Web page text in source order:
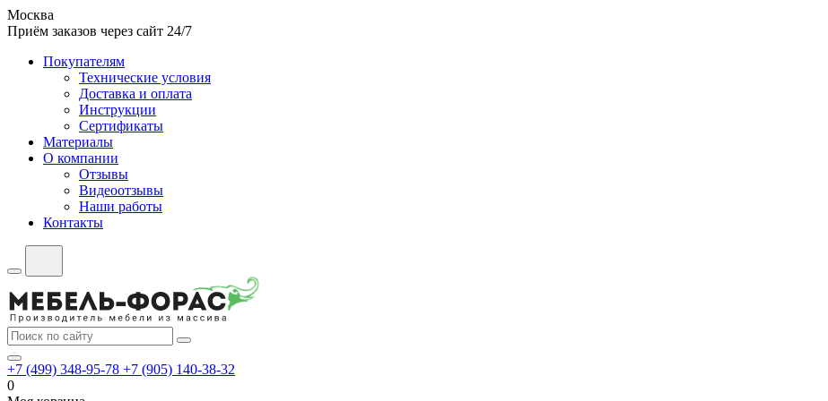
Москва
Приём заказов через сайт 24/7
Покупателям
Технические условия
Доставка и оплата
Инструкции
Сертификаты
Материалы
О компании
Отзывы
Видеоотзывы
Наши работы
Контакты
+7 (499) 348-95-78 +7 (905) 140-38-32
0